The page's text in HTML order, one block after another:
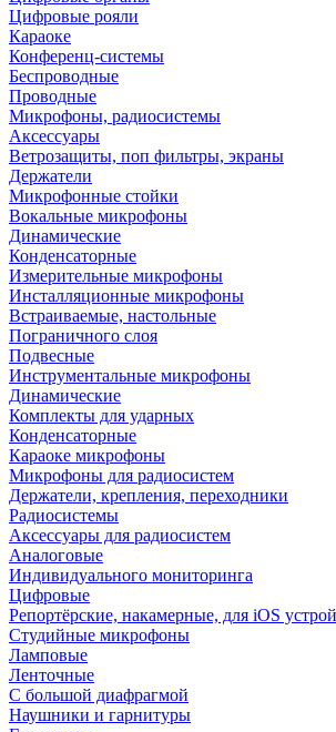
Цифровые рояли
Караоке
Конференц-системы
Беспроводные
Проводные
Микрофоны, радиосистемы
Аксессуары
Ветрозащиты, поп фильтры, экраны
Держатели
Микрофонные стойки
Вокальные микрофоны
Динамические
Конденсаторные
Измерительные микрофоны
Инсталляционные микрофоны
Встраиваемые, настольные
Пограничного слоя
Подвесные
Инструментальные микрофоны
Динамические
Комплекты для ударных
Конденсаторные
Караоке микрофоны
Микрофоны для радиосистем
Держатели, крепления, переходники
Радиосистемы
Аксессуары для радиосистем
Аналоговые
Индивидуального мониторинга
Цифровые
Репортёрские, накамерные, для iOS
Студийные микрофоны
Ламповые
Ленточные
С большой диафрагмой
Наушники и гарнитуры